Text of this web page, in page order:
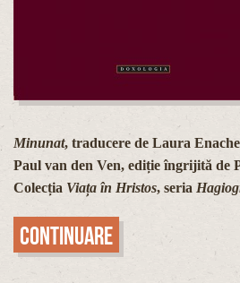
Minunat, traducere de Laura
Paul van den Ven, ediție îngrijită de
Colecția Viața în Hristos, seria
Continuare